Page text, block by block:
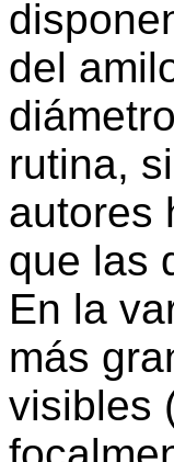
del
rutina,
autores
que las
En la
más
visibles